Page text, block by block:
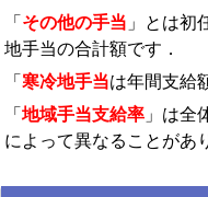
「 その他の手当 」とは初
地手当の合計額です．
「 寒冷地手当は年間支給
「 地域手当支給率 」は全
によって異なることがあ